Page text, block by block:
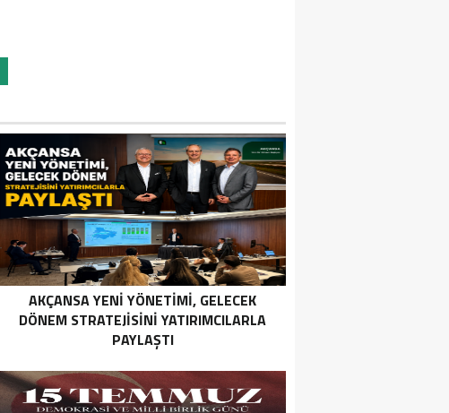
AKÇANSA YENI YÖNETIMI, GELECEK
DÖNEM STRATEJISINI YATIRIMCILARLA
PAYLAŞTI